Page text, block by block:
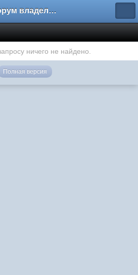
Форум владельцев интернет-магазинов
ничего не найдено.
Полная версия